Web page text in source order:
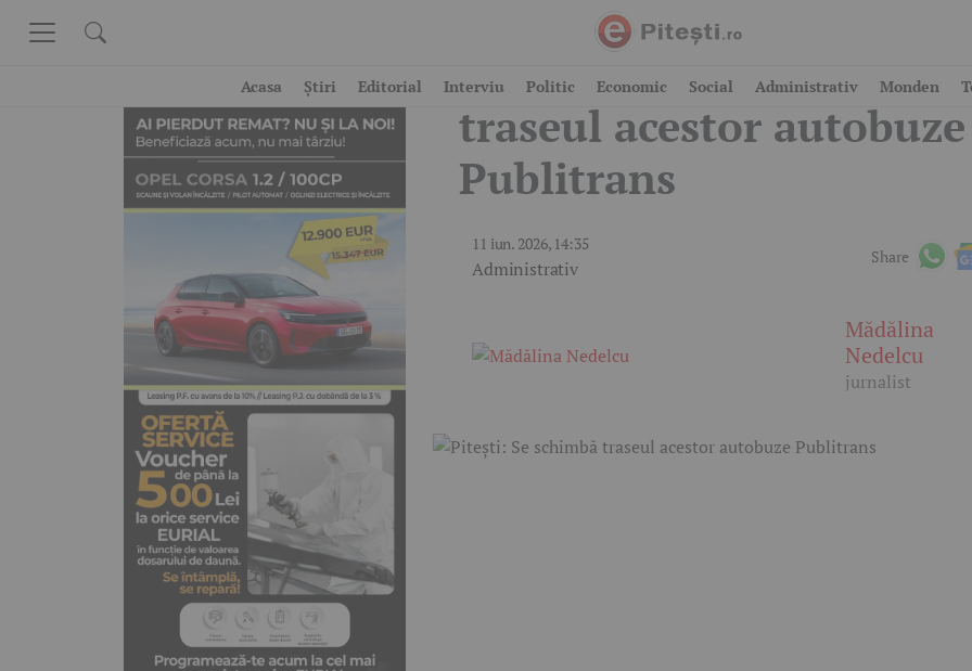
Acasa Știri Editorial Interviu Politic Economic Social Administrativ Monden
Pitești: Se schimbă
traseul acestor autobuze
Publitrans
11 iun. 2026, 14:35
Administrativ
Share
Mădălina
Nedelcu
jurnalist